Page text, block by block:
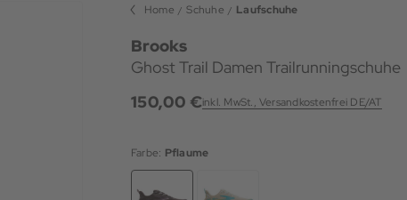
Home Schuhe Laufschuhe
Brooks
Ghost Trail Damen Trailrunningschuhe
150,00 €inkl. MwSt., Versandkostenfrei DE/AT
Farbe: Pflaume